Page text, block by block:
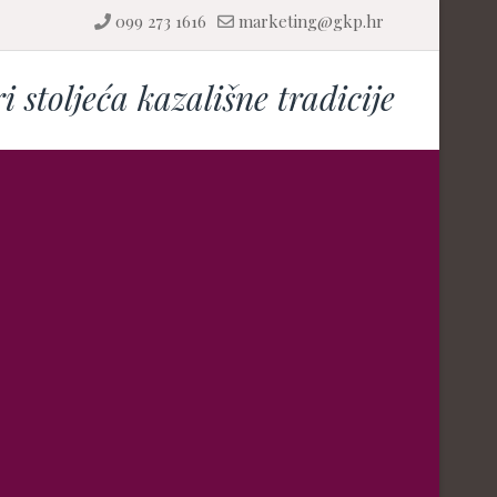
099 273 1616 marketing@gkp.hr
stoljeća kazališne tradicije